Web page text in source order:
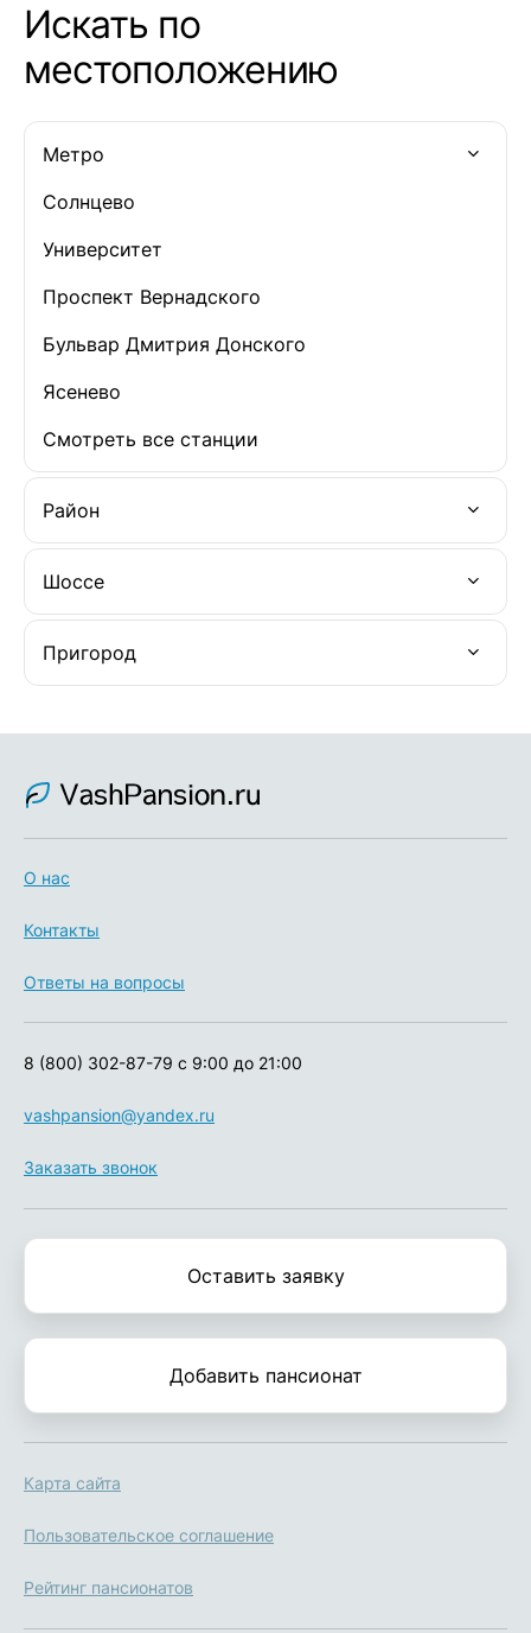
Искать по
местоположению
Метро
Солнцево
Университет
Проспект Вернадского
Бульвар Дмитрия Донского
Ясенево
Смотреть все станции
Район
Шоссе
Пригород
О нас
Контакты
Ответы на вопросы
vashpansion@yandex.ru
8 (800) 302-87-79 с 9:00 до 21:00
Заказать звонок
Оставить заявку
Добавить пансионат
Карта сайта
Пользовательское соглашение
Рейтинг пансионатов